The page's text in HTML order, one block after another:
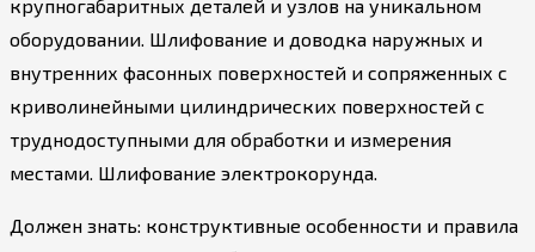
крупногабаритных деталей и узлов на уникальном
оборудовании. Шлифование и доводка наружных и
внутренних фасонных поверхностей и сопряженных с
криволинейными цилиндрических поверхностей с
труднодоступными для обработки и измерения
местами. Шлифование электрокорунда.
Должен знать: конструктивные особенности и правила